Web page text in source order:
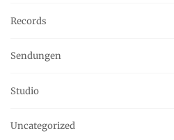
Records
Sendungen
Studio
Uncategorized